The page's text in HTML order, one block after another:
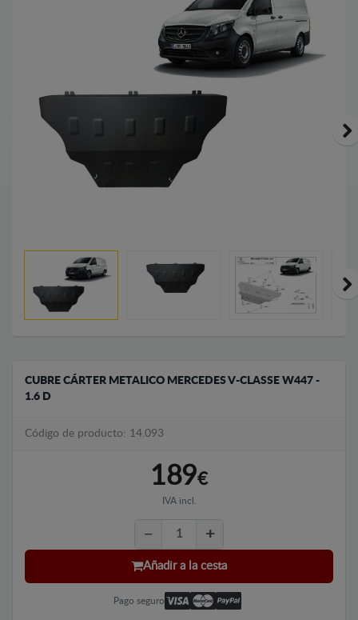
CUBRE CÁRTER METALICO MERCEDES V-CLASSE W447 -
1.6 D
Código de producto: 14.093
189€
IVA incl.
Añadir a la cesta
Pago seguro